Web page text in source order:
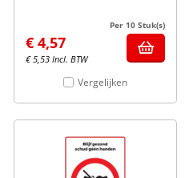
Per 10 Stuk(s)
€ 4,57
€5,53 Incl. BTW
Vergelijken